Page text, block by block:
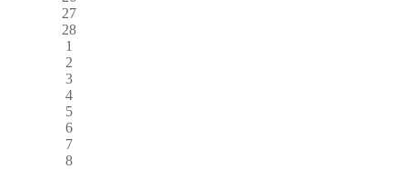
27
28
1
2
3
4
5
6
7
8